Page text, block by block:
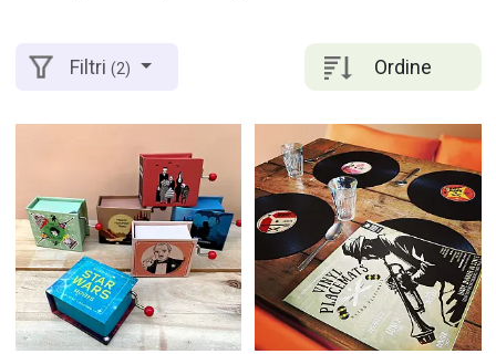
Ordine
Filtri(2)